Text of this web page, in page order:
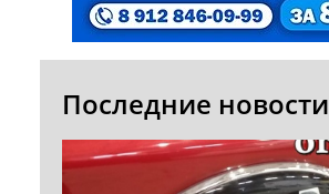
Последние новости